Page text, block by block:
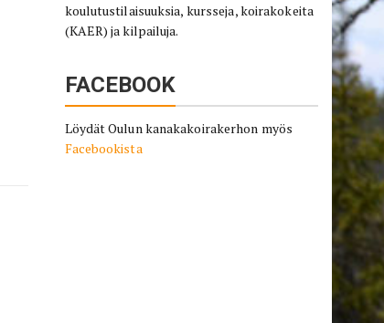
koulutustilaisuuksia, kursseja, koirakokeita
(KAER) ja kilpailuja.
FACEBOOK
Löydät Oulun kanakakoirakerhon myös
Facebookista